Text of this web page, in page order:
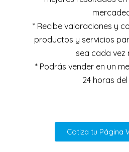
* Recibe valoraciones y
productos y servicios
sea cada vez
* Podrás vender en un
24 horas del
Cotiza tu Página